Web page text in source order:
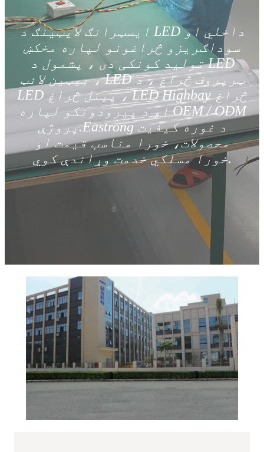
ایسټرانګ لایټینګ د LED داخلي او
سوداګریزو څراغونو لپاره مخکښ
تولید کونکی دی ، پشمول د LED
بیټین لائټ ، LED ټرپروف څراغ ، د
LED پینل څراغ ، LED Highbay څراغ
او د پیرودونکو لپاره OEM / ODM
پروژې.Eastrong د غوره کیفیت
محصولات، خورا مناسب قیمت او
خورا مسلکي خدمت وړاندې کوي.